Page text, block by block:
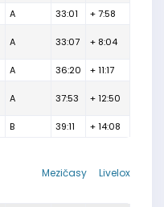
A 33:01 + 7:58
A 33:07 + 8:04
A 36:20 + 11:17
A 37:53 + 12:50
B 39:11 + 14:08
Livelox
Mezičasy